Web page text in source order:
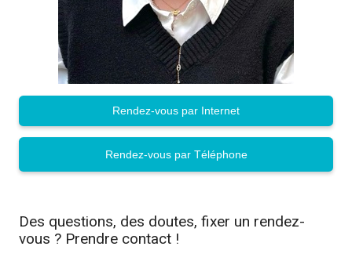
Rendez-vous par Internet
Rendez-vous par Téléphone
Des questions, des doutes, fixer un rendez-
vous ? Prendre contact !